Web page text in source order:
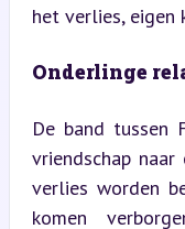
het verlies, eigen
Onderlinge
De band tussen
vriendschap
verlies worden
komen